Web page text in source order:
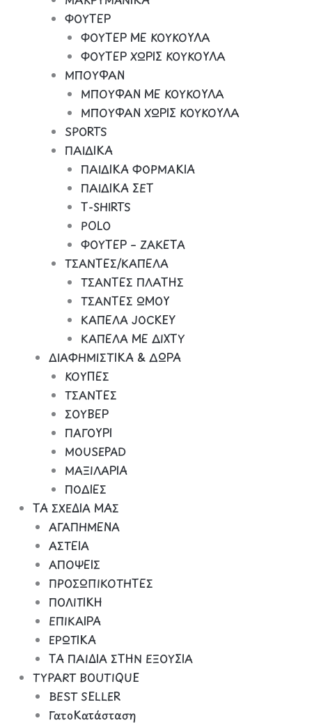
ΦΟΥΤΕΡ
ΦΟΥΤΕΡ ΜΕ ΚΟΥΚΟΥΛΑ
ΦΟΥΤΕΡ ΧΩΡΙΣ ΚΟΥΚΟΥΛΑ
ΜΠΟΥΦΑΝ
ΜΠΟΥΦΑΝ ΜΕ ΚΟΥΚΟΥΛΑ
ΜΠΟΥΦΑΝ ΧΩΡΙΣ ΚΟΥΚΟΥΛΑ
SPORTS
ΠΑΙΔΙΚΑ
ΠΑΙΔΙΚΑ ΦΟΡΜΑΚΙΑ
ΠΑΙΔΙΚΑ ΣΕΤ
Τ-SHIRTS
POLO
ΦΟΥΤΕΡ – ΖΑΚΕΤΑ
ΤΣΑΝΤΕΣ/ΚΑΠΕΛΑ
ΤΣΑΝΤΕΣ ΠΛΑΤΗΣ
ΤΣΑΝΤΕΣ ΩΜΟΥ
ΚΑΠΕΛΑ JOCKEY
ΚΑΠΕΛΑ ΜΕ ΔΙΧΤΥ
ΔΙΑΦΗΜΙΣΤΙΚΑ & ΔΩΡΑ
ΚΟΥΠΕΣ
ΤΣΑΝΤΕΣ
ΣΟΥΒΕΡ
ΠΑΓΟΥΡΙ
MOUSEPAD
ΜΑΞΙΛΑΡΙΑ
ΠΟΔΙΕΣ
ΤΑ ΣΧΕΔΙΑ ΜΑΣ
ΑΓΑΠΗΜΕΝΑ
ΑΣΤΕΙΑ
ΑΠΟΨΕΙΣ
ΠΡΟΣΩΠΙΚΟΤΗΤΕΣ
ΠΟΛΙΤΙΚΗ
ΕΠΙΚΑΙΡΑ
ΕΡΩΤΙΚΑ
ΤΑ ΠΑΙΔΙΑ ΣΤΗΝ ΕΞΟΥΣΙΑ
TYPART BOUTIQUE
BEST SELLER
ΓατοΚατάσταση